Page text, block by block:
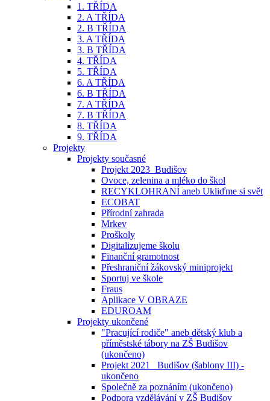
1. TŘÍDA
2. A TŘÍDA
2. B TŘÍDA
3. A TŘÍDA
3. B TŘÍDA
4. TŘÍDA
5. TŘÍDA
6. A TŘÍDA
6. B TŘÍDA
7. A TŘÍDA
7. B TŘÍDA
8. TŘÍDA
9. TŘÍDA
Projekty
Projekty současné
Projekt 2023_Budišov
Ovoce, zelenina a mléko do škol
RECYKLOHRANÍ aneb Ukliďme si svět
ECOBAT
Přírodní zahrada
Mrkev
Proškoly
Digitalizujeme školu
Finanční gramotnost
Přeshraniční žákovský miniprojekt
Sportuj ve škole
Fraus
Aplikace V OBRAZE
EDUROAM
Projekty ukončené
"Pracující rodiče" aneb dětský klub a
příměstské tábory na ZŠ Budišov
(ukončeno)
Projekt 2021_ Budišov (šablony III) -
ukončeno
Společně za poznáním (ukončeno)
Podpora vzdělávání v ZŠ Budišov